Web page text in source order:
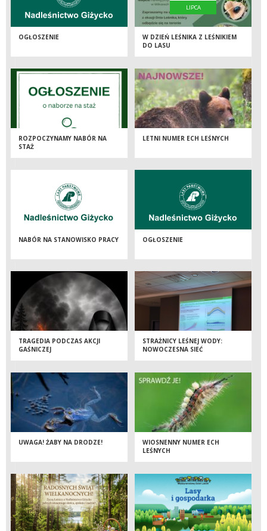
OGŁOSZENIE
LIPCA
W DZIEŃ LEŚNIKA Z LEŚNIKIEM
DO LASU
ROZPOCZYNAMY NABÓR NA
STAŻ
LETNI NUMER ECH LEŚNYCH
NABÓR NA STANOWISKO PRACY OGŁOSZENIE
TRAGEDIA PODCZAS AKCJI
GAŚNICZEJ
STRAŻNICY LEŚNEJ WODY:
NOWOCZESNA SIEĆ
UWAGA! ŻABY NA DRODZE!
WIOSNENNY NUMER ECH
LEŚNYCH